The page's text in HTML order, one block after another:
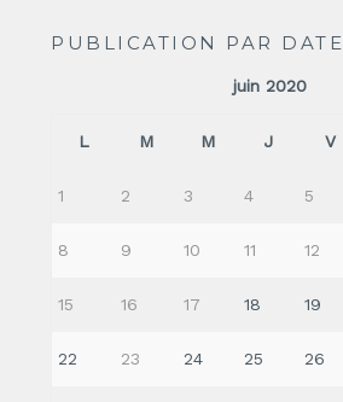
PUBLICATION PAR DATE
juin 2020
L M M J V
1 2 3 4 5
8 9 10 11 12
15 16 17 18 19
22 23 24 25 26